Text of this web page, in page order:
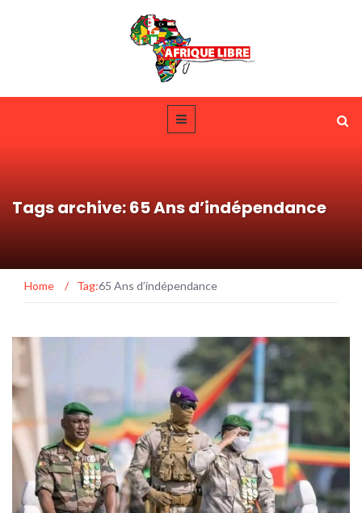
Tags archive: 65 Ans d’indépendance
Home / Tag:65 Ans d’indépendance